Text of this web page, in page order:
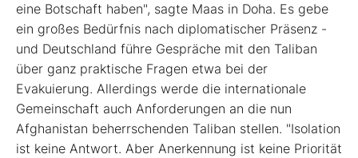
eine Botschaft haben", sagte Maas in Doha. Es gebe
ein großes Bedürfnis nach diplomatischer Präsenz -
und Deutschland führe Gespräche mit den Taliban
über ganz praktische Fragen etwa bei der
Evakuierung. Allerdings werde die internationale
Gemeinschaft auch Anforderungen an die nun
Afghanistan beherrschenden Taliban stellen. "Isolation
ist keine Antwort. Aber Anerkennung ist keine Priorität